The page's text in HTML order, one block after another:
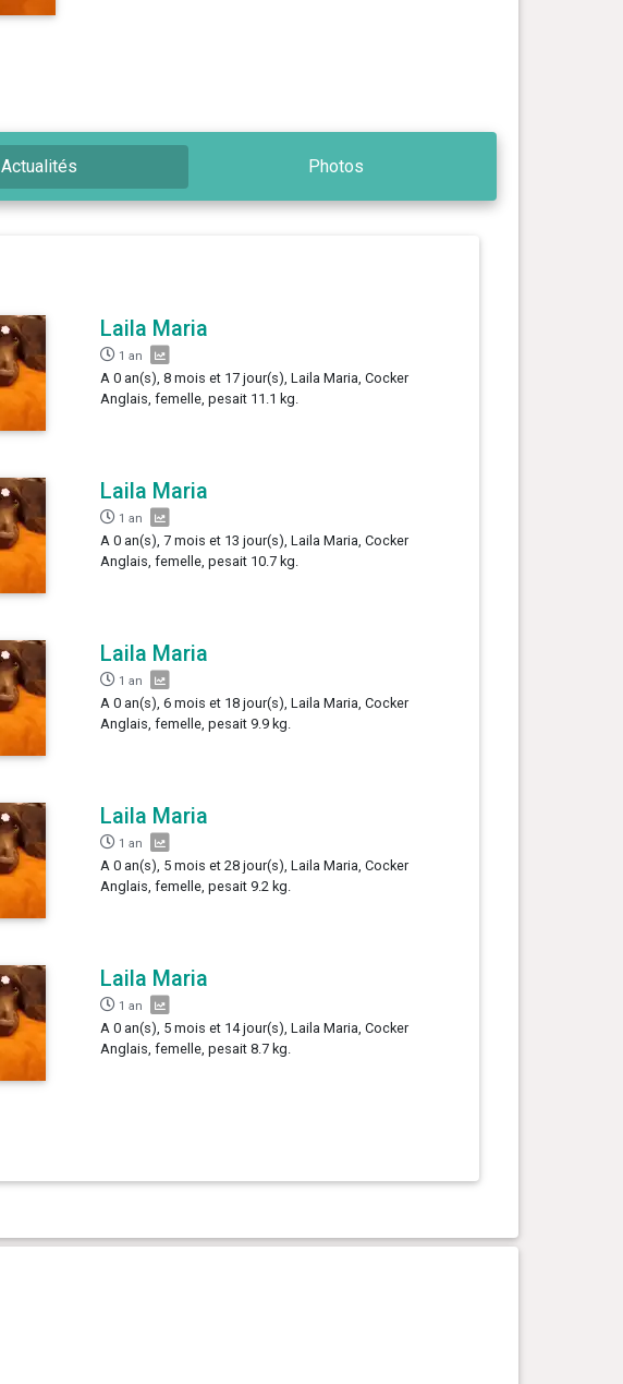
Actualités Photos
Laila Maria
1 an
A 0 an(s), 8 mois et 17 jour(s), Laila Maria, Cocker
Anglais, femelle, pesait 11.1 kg.
Laila Maria
1 an
A 0 an(s), 7 mois et 13 jour(s), Laila Maria, Cocker
Anglais, femelle, pesait 10.7 kg.
Laila Maria
1 an
A 0 an(s), 6 mois et 18 jour(s), Laila Maria, Cocker
Anglais, femelle, pesait 9.9 kg.
Laila Maria
1 an
A 0 an(s), 5 mois et 28 jour(s), Laila Maria, Cocker
Anglais, femelle, pesait 9.2 kg.
Laila Maria
1 an
A 0 an(s), 5 mois et 14 jour(s), Laila Maria, Cocker
Anglais, femelle, pesait 8.7 kg.